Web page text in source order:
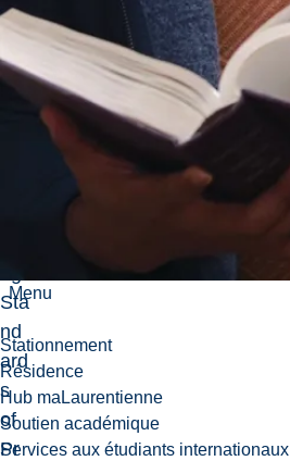
Menu
Stationnement
Résidence
Hub maLaurentienne
Soutien académique
Services aux étudiants internationaux
m
mu
nit
Sta
nd
ard
s
of
Pr